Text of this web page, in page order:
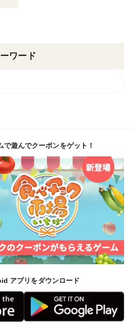
ワード
で遊んでクーポンをゲット！
アプリをダウンロード